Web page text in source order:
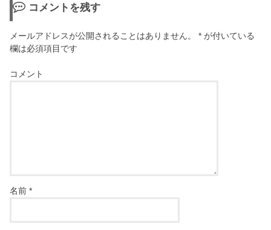
コメントを残す
メールアドレスが公開されることはありません。 * が付いている
欄は必須項目です
コメント
名前*